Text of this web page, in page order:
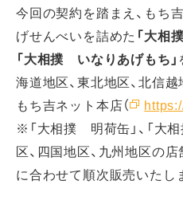
今回の契約を踏まえ、もち
げせんべいを詰めた 「大相
「大相撲 いなりあげもち」
海道地区、東北地区、北信
もち吉ネット本店（
※「大相撲 明荷缶」、「大
区、四国地区、九州地区の
に合わせて順次販売いたし